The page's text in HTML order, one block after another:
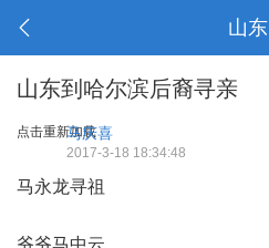
山东
山东到哈尔滨后裔寻亲
点击重新加载
马庆喜
2017-3-18 18:34:48
马永龙寻祖
爷爷马中云